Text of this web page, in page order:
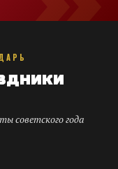
советского года